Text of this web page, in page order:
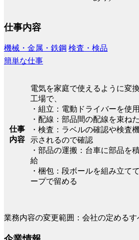
仕事内容
機械・金属・鉄鋼 検査・検品
簡単な仕事
仕事
内容
電気を家庭で使えるように変
工場で、
・組立：電動ドライバーを使
・配線：部品間の配線を束ね
・検査：ラベルの確認や検査
示されるので確認
・部品の運搬：台車に部品を
給
・梱包：段ボールを組み立て
ープで留める
業務内容の変更範囲：会社の定めるす